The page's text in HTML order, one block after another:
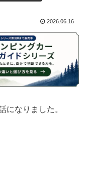
2026.06.16
になりました。